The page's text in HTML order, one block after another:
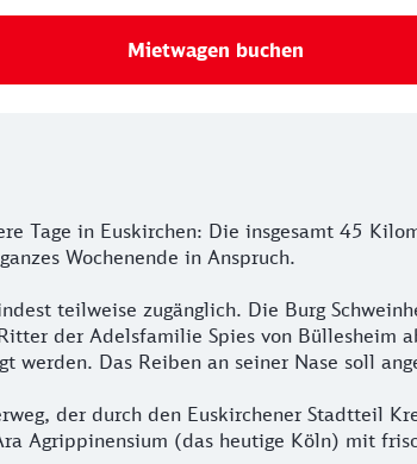
Mietwagen buchen
Tage in Euskirchen: Die insgesamt 45
Wochenende in Anspruch.
teilweise zugänglich. Die Burg
der Adelsfamilie Spies von Büllesheim
werden. Das Reiben an seiner Nase soll
der durch den Euskirchener Stadtteil
Agrippinensium (das heutige Köln) mit